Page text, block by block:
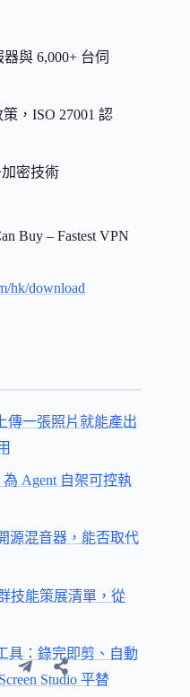
與 6,000+ 台伺
，ISO 27001 認
加密技術
Buy – Fastest VPN
hk/download
傳一張照片就能產出
為 Agent 自架可控執
源混音器，能否取代
技能策展清單，從
具：錄完即剪、自動
Studio 平替